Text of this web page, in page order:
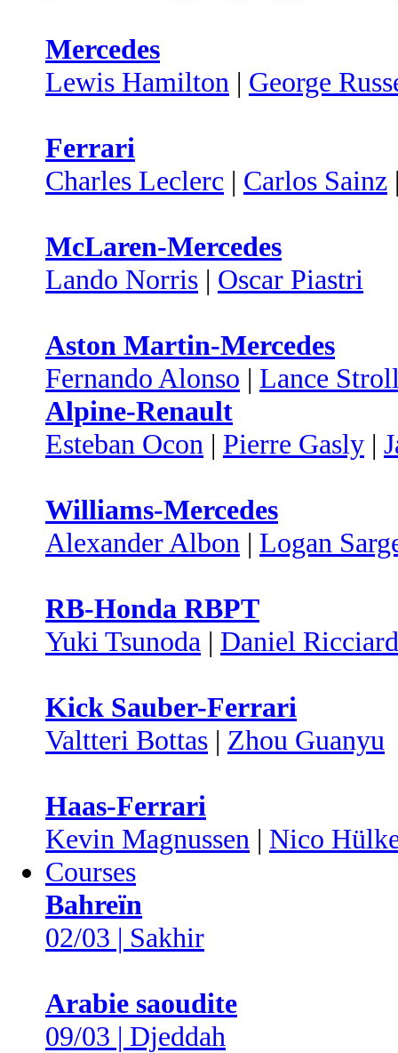
Mercedes
Lewis Hamilton | George
Ferrari
Charles Leclerc | Carlos Sainz
McLaren-Mercedes
Lando Norris | Oscar Piastri
Aston Martin-Mercedes
Fernando Alonso | Lance
Alpine-Renault
Esteban Ocon | Pierre Gasly |
Williams-Mercedes
Alexander Albon | Logan
RB-Honda RBPT
Yuki Tsunoda | Daniel
Kick Sauber-Ferrari
Valtteri Bottas | Zhou Guanyu
Haas-Ferrari
Kevin Magnussen | Nico
Courses
Bahreïn
02/03 | Sakhir
Arabie saoudite
09/03 | Djeddah